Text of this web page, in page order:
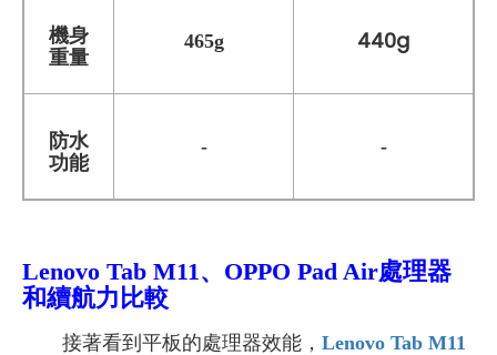
機身
重量
465g 440g
防水
功能
- -
Lenovo Tab M11、OPPO Pad Air處理器
和續航力比較
接著看到平板的處理器效能， Lenovo Tab M11